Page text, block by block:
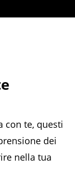
con te, questi
dei
nella tua